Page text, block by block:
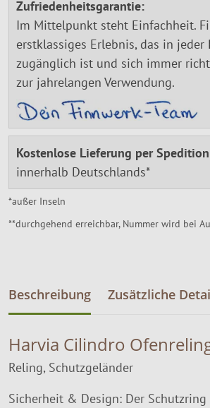
Zufriedenheitsgarantie:
Im Mittelpunkt steht Einfachheit.
erstklassiges Erlebnis, das in jeder
zugänglich ist und sich immer
zur jahrelangen Verwendung.
Kostenlose Lieferung per
innerhalb Deutschlands*
*außer Inseln
**durchgehend erreichbar, Nummer wird bei
Beschreibung Zusätzliche
Harvia Cilindro
Reling, Schutzgeländer
Sicherheit & Design: Der